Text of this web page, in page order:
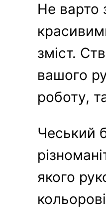
Не варто
зміст.
вашого
роботу,
Чеський
якого